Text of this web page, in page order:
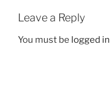
Leave a Reply
You must be logged in